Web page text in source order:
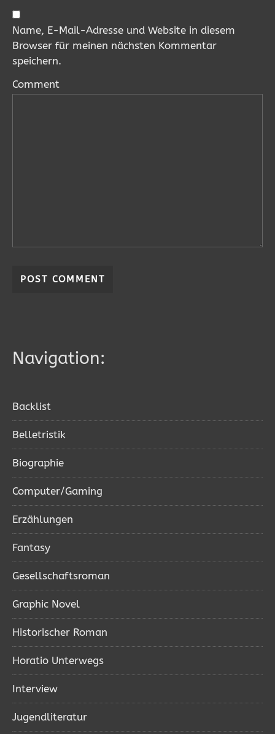
Name, E-Mail-Adresse und Website in diesem
Browser für meinen nächsten Kommentar
speichern.
Comment
Navigation:
Backlist
Belletristik
Biographie
Computer/Gaming
Erzählungen
Fantasy
Gesellschaftsroman
Graphic Novel
Historischer Roman
Horatio Unterwegs
Interview
Jugendliteratur